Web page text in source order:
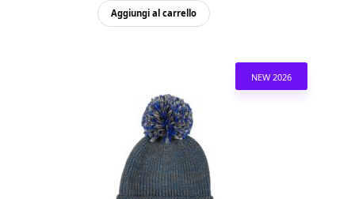
16,50€. 13,20€.
Aggiungi al carrello
NEW 2026